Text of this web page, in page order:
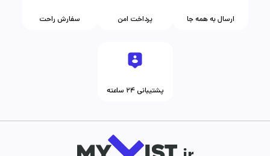
سفارش راحت پرداخت امن ارسال به همه جا
پشتیبانی ۲۴ ساعته